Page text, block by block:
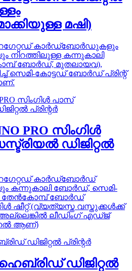
മഷി)
കാർഡ്ബോർഡുകളും
നിറത്തിലുള്ള കന്നുകാലി
ബോർഡ്, മുതലായവ),
സെമി-കോട്ടഡ് ബോർഡ് പ്രിന്റ്
PRO സിംഗിൾ
ഡിജിറ്റൽ
കാർഡ്ബോർഡ്
കന്നുകാലി ബോർഡ്, സെമി-
തേൻകോമ്പ് ബോർഡ്
ഷീറ്റ് (വ്യത്യസ്ത വസ്തുക്കൾക്ക്
ലീഡിംഗ് എഡ്ജ്
ആണ്)
ഹൈബ്രിഡ് ഡിജിറ്റൽ